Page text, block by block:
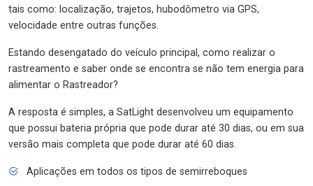
tais como: localização, trajetos, hubodômetro via GPS,
velocidade entre outras funções.
Estando desengatado do veículo principal, como realizar o
rastreamento e saber onde se encontra se não tem energia para
alimentar o Rastreador?
A resposta é simples, a SatLight desenvolveu um equipamento
que possui bateria própria que pode durar até 30 dias, ou em sua
versão mais completa que pode durar até 60 dias.
Aplicações em todos os tipos de semirreboques